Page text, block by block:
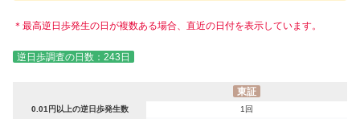
＊最高逆日歩発生の日が複数ある場合、直近の日付を表示しています。
逆日歩調査の日数：243日
東証
0.01円以上の逆日歩発生数
1回